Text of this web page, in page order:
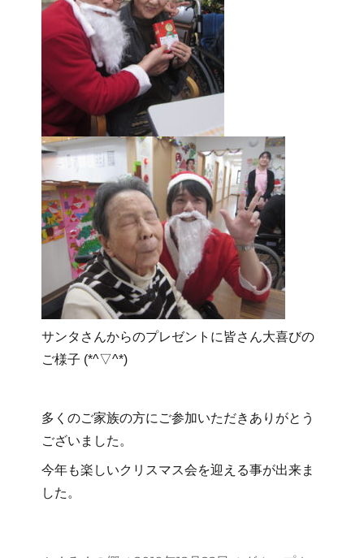
サンタさんからのプレゼントに皆さん大喜びの
ご様子 (*^▽^*)
多くのご家族の方にご参加いただきありがとう
ございました。
今年も楽しいクリスマス会を迎える事が出来ま
した。